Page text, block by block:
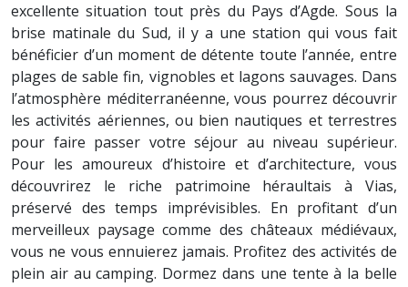
excellente situation tout près du Pays d’Agde. Sous la
brise matinale du Sud, il y a une station qui vous fait
bénéficier d’un moment de détente toute l’année, entre
plages de sable fin, vignobles et lagons sauvages. Dans
l’atmosphère méditerranéenne, vous pourrez découvrir
les activités aériennes, ou bien nautiques et terrestres
pour faire passer votre séjour au niveau supérieur.
Pour les amoureux d’histoire et d’architecture, vous
découvrirez le riche patrimoine héraultais à Vias,
préservé des temps imprévisibles. En profitant d’un
merveilleux paysage comme des châteaux médiévaux,
vous ne vous ennuierez jamais. Profitez des activités de
plein air au camping. Dormez dans une tente à la belle